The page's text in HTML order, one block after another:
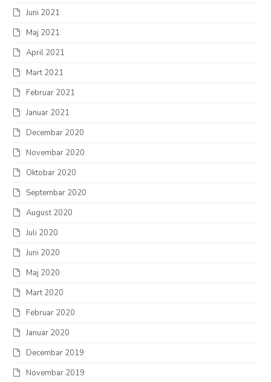
Juni 2021
Maj 2021
April 2021
Mart 2021
Februar 2021
Januar 2021
Decembar 2020
Novembar 2020
Oktobar 2020
Septembar 2020
August 2020
Juli 2020
Juni 2020
Maj 2020
Mart 2020
Februar 2020
Januar 2020
Decembar 2019
Novembar 2019